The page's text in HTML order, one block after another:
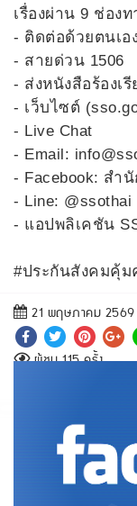
เรื่องผ่าน 9 ช่อง
-​ ติดต่อด้วยตนเอ
- สายด่วน 1506
-​ ส่งหนังสือร้องเ
-​ เว็บไซต์
-​ Live Chat
-​ Email:
-​ Facebook: สำ
-​ Line: @ssothai
-​ แอปพลิเคชัน
#ประกันสังคมคุ้ม
21 พฤษภาคม 2569
ผู้ชม 115 ครั้ง